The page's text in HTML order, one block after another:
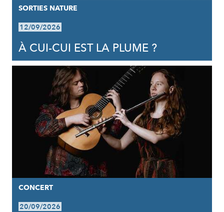
SORTIES NATURE
12/09/2026
À CUI-CUI EST LA PLUME ?
CONCERT
20/09/2026